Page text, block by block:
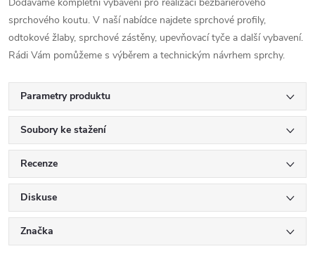
sprchového koutu. V naší nabídce najdete sprchové profily,
odtokové žlaby, sprchové zástěny, upevňovací tyče a další vybavení.
Rádi Vám pomůžeme s výběrem a technickým návrhem sprchy.
Parametry produktu
Soubory ke stažení
Recenze
Diskuse
Značka